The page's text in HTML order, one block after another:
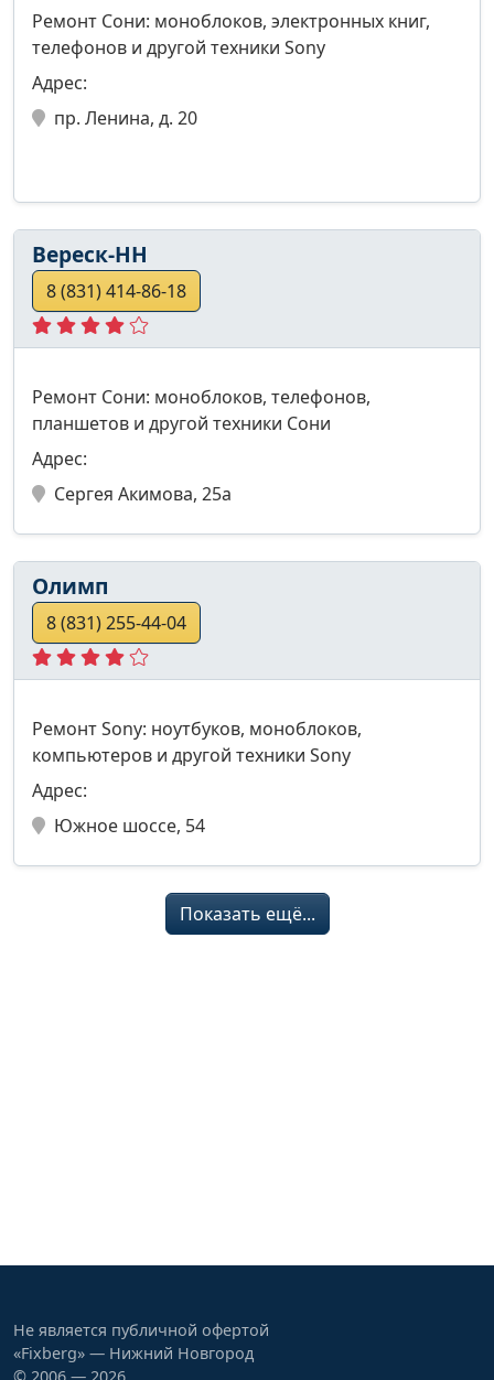
Ремонт Сони: моноблоков, электронных книг,
телефонов и другой техники Sony
Адрес:
пр. Ленина, д. 20
Вереск-НН
8 (831) 414-86-18
Ремонт Сони: моноблоков, телефонов,
планшетов и другой техники Сони
Адрес:
Сергея Акимова, 25а
Олимп
8 (831) 255-44-04
Ремонт Sony: ноутбуков, моноблоков,
компьютеров и другой техники Sony
Адрес:
Южное шоссе, 54
Показать ещё...
Не является публичной офертой
«Fixberg» — Нижний Новгород